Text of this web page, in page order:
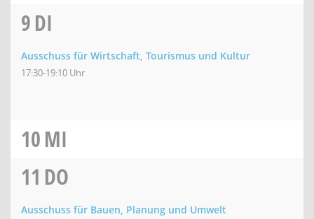
9DI
Ausschuss für Wirtschaft, Tourismus und Kultur
17:30-19:10 Uhr
10MI
11 DO
Ausschuss für Bauen, Planung und Umwelt